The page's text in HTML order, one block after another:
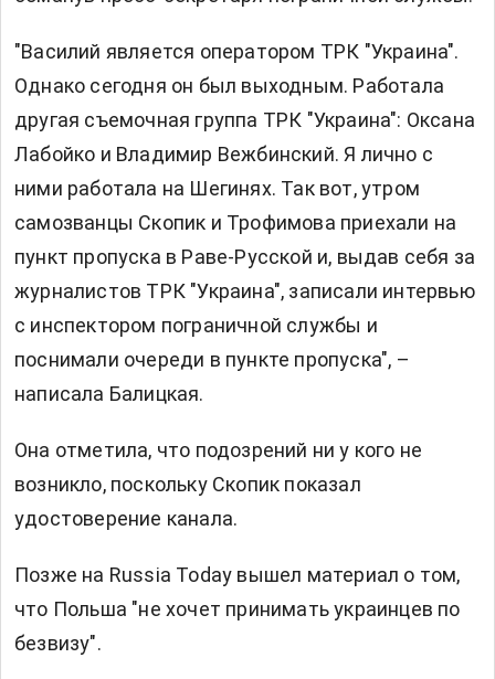
"Василий является оператором ТРК "Украина".
Однако сегодня он был выходным. Работала
другая съемочная группа ТРК "Украина": Оксана
Лабойко и Владимир Вежбинский. Я лично с
ними работала на Шегинях. Так вот, утром
самозванцы Скопик и Трофимова приехали на
пункт пропуска в Раве-Русской и, выдав себя за
журналистов ТРК "Украина", записали интервью
с инспектором пограничной службы и
поснимали очереди в пункте пропуска", –
написала Балицкая.
Она отметила, что подозрений ни у кого не
возникло, поскольку Скопик показал
удостоверение канала.
Позже на Russia Today вышел материал о том,
что Польша "не хочет принимать украинцев по
безвизу".